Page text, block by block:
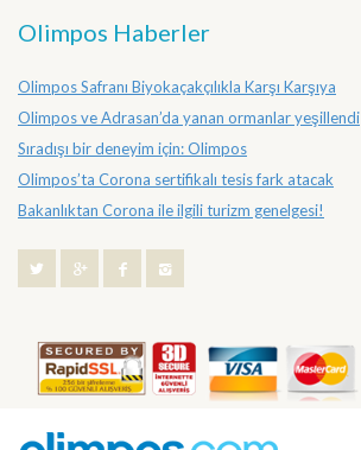
Olimpos Haberler
Olimpos Safranı Biyokaçakçılıkla Karşı Karşıya
Olimpos ve Adrasan’da yanan ormanlar yeşillendi
Sıradışı bir deneyim için: Olimpos
Olimpos’ta Corona sertifikalı tesis fark atacak
Bakanlıktan Corona ile ilgili turizm genelgesi!